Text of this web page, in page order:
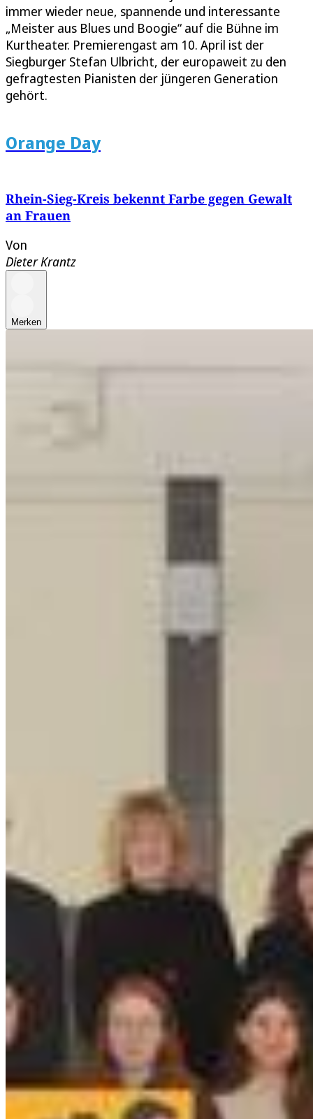
immer wieder neue, spannende und interessante
„Meister aus Blues und Boogie“ auf die Bühne im
Kurtheater. Premierengast am 10. April ist der
Siegburger Stefan Ulbricht, der europaweit zu den
gefragtesten Pianisten der jüngeren Generation
gehört.
Orange Day
Rhein-Sieg-Kreis bekennt Farbe gegen Gewalt
an Frauen
Von
Dieter Krantz
Merken